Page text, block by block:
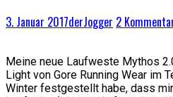
3. Januar 2017derJogger 2
Meine neue Laufweste Mythos
Light von Gore Running Wear im
Winter festgestellt habe, dass